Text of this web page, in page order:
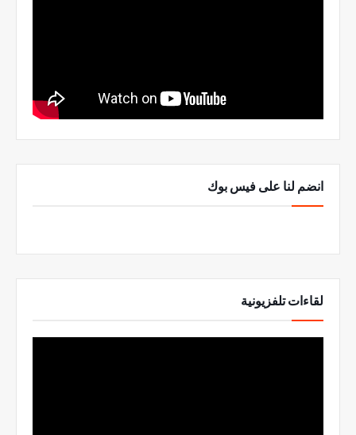
انضم لنا على فيس بوك
لقاءات تلفزيونية